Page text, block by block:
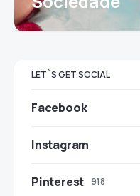
LET`S GET SOCIAL
Facebook
Instagram
Pinterest 918